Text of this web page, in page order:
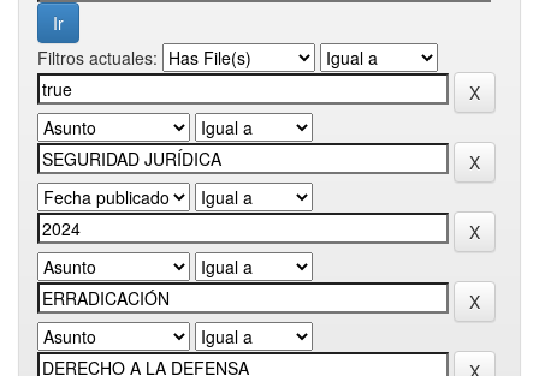
Filtros actuales: